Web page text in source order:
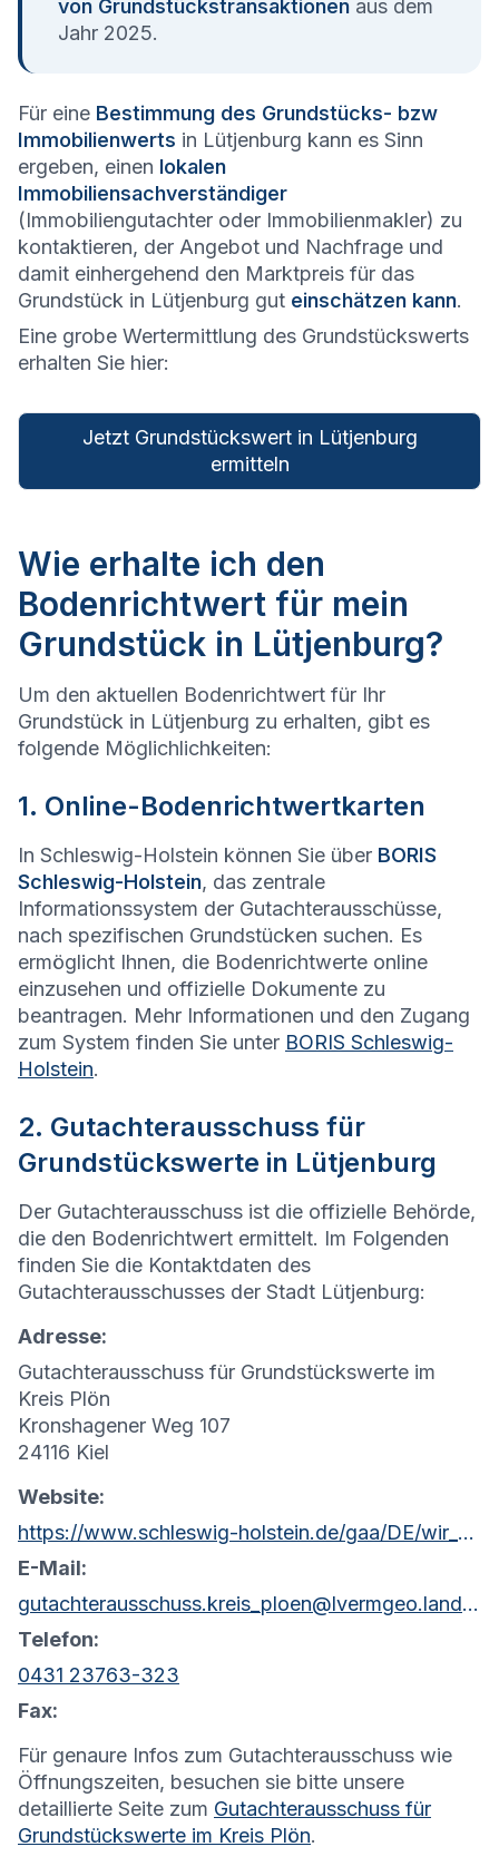
von Grundstückstransaktionen aus dem
Jahr 2025.
Für eine Bestimmung des Grundstücks- bzw
Immobilienwerts in Lütjenburg kann es Sinn
ergeben, einen lokalen
Immobiliensachverständiger
(Immobiliengutachter oder Immobilienmakler) zu
kontaktieren, der Angebot und Nachfrage und
damit einhergehend den Marktpreis für das
Grundstück in Lütjenburg gut einschätzen kann.
Eine grobe Wertermittlung des Grundstückswerts
erhalten Sie hier:
Jetzt Grundstückswert in Lütjenburg
ermitteln
Wie erhalte ich den
Bodenrichtwert für mein
Grundstück in Lütjenburg?
Um den aktuellen Bodenrichtwert für Ihr
Grundstück in Lütjenburg zu erhalten, gibt es
folgende Möglichlichkeiten:
1. Online-Bodenrichtwertkarten
In Schleswig-Holstein können Sie über BORIS
Schleswig-Holstein, das zentrale
Informationssystem der Gutachterausschüsse,
nach spezifischen Grundstücken suchen. Es
ermöglicht Ihnen, die Bodenrichtwerte online
einzusehen und offizielle Dokumente zu
beantragen. Mehr Informationen und den Zugang
zum System finden Sie unter BORIS Schleswig-
Holstein.
2. Gutachterausschuss für
Grundstückswerte in Lütjenburg
Der Gutachterausschuss ist die offizielle Behörde,
die den Bodenrichtwert ermittelt. Im Folgenden
finden Sie die Kontaktdaten des
Gutachterausschusses der Stadt Lütjenburg:
Adresse:
Gutachterausschuss für Grundstückswerte im
Kreis Plön
Kronshagener Weg 107
24116 Kiel
Website:
https://www.schleswig-holstein.de/gaa/DE/wir_ueber_uns/Gutachterausschuesse/gaPloen.html?nn=c0d62a00-d1ee-4d76-b61a-4d55e31f453c
E-Mail:
gutachterausschuss.kreis_ploen@lvermgeo.landsh.de
Telefon:
0431 23763-323
Fax:
Für genaure Infos zum Gutachterausschuss wie
Öffnungszeiten, besuchen sie bitte unsere
detaillierte Seite zum Gutachterausschuss für
Grundstückswerte im Kreis Plön.